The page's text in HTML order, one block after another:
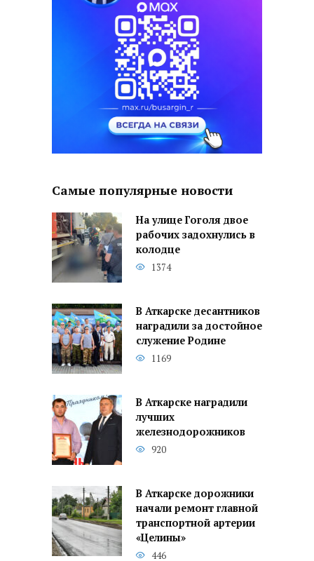
Самые популярные новости
На улице Гоголя двое
рабочих задохнулись в
колодце
1374
В Аткарске десантников
наградили за достойное
служение Родине
1169
В Аткарске наградили
лучших
железнодорожников
920
В Аткарске дорожники
начали ремонт главной
транспортной артерии
«Целины»
446